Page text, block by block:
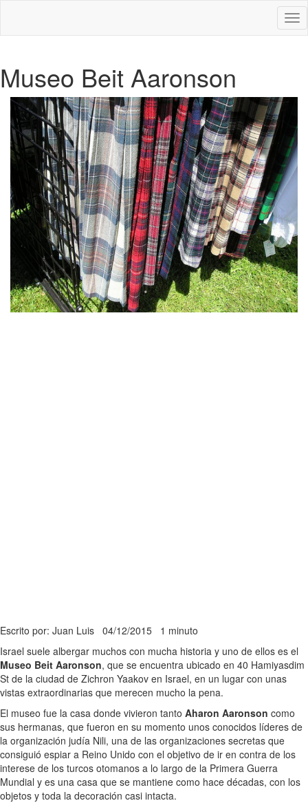
Museo Beit Aaronson
Escrito por: Juan Luis 04/12/2015 1 minuto
Israel suele albergar muchos con mucha historia y uno de ellos es el
Museo Beit Aaronson, que se encuentra ubicado en 40 Hamiyasdim
St de la ciudad de Zichron Yaakov en Israel, en un lugar con unas
vistas extraordinarias que merecen mucho la pena.
El museo fue la casa donde vivieron tanto Aharon Aaronson como
sus hermanas, que fueron en su momento unos conocidos líderes de
la organización judía Nili, una de las organizaciones secretas que
consiguió espiar a Reino Unido con el objetivo de ir en contra de los
interese de los turcos otomanos a lo largo de la Primera Guerra
Mundial y es una casa que se mantiene como hace décadas, con los
objetos y toda la decoración casi intacta.